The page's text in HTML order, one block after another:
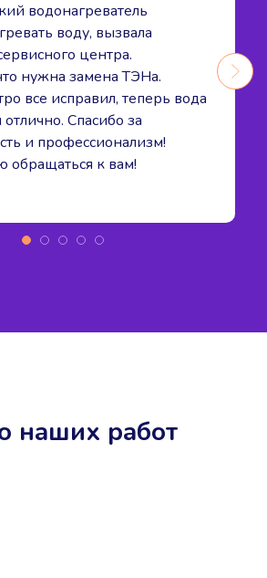
водонагреватель
воду, вызвала
центра.
нужна замена ТЭНа.
все исправил, теперь вода
отлично. Спасибо за
и профессионализм!
обращаться к вам!
наших работ